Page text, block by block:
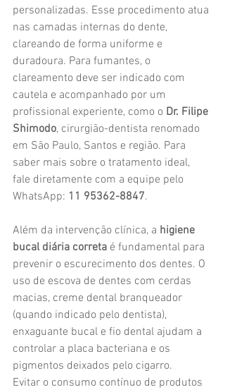
personalizadas. Esse procedimento atua
nas camadas internas do dente,
clareando de forma uniforme e
duradoura. Para fumantes, o
clareamento deve ser indicado com
cautela e acompanhado por um
profissional experiente, como o Dr. Filipe
Shimodo, cirurgião-dentista renomado
em São Paulo, Santos e região. Para
saber mais sobre o tratamento ideal,
fale diretamente com a equipe pelo
WhatsApp: 11 95362-8847.
Além da intervenção clínica, a higiene
bucal diária correta é fundamental para
prevenir o escurecimento dos dentes. O
uso de escova de dentes com cerdas
macias, creme dental branqueador
(quando indicado pelo dentista),
enxaguante bucal e fio dental ajudam a
controlar a placa bacteriana e os
pigmentos deixados pelo cigarro.
Evitar o consumo contínuo de produtos